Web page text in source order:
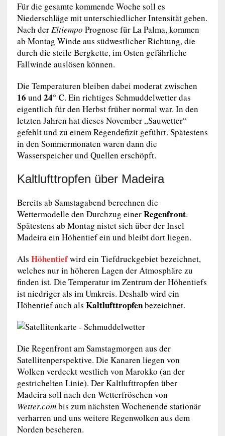
Für die gesamte kommende Woche soll es
Niederschläge mit unterschiedlicher Intensität geben.
Nach derEltiempo Prognose für La Palma, kommen
ab Montag Winde aus südwestlicher Richtung, die
durch die steile Bergkette, im Osten gefährliche
Fallwinde auslösen können.
Die Temperaturen bleiben dabei moderat zwischen
16 und 24° C. Ein richtiges Schmuddelwetter das
eigentlich für den Herbst früher normal war. In den
letzten Jahren hat dieses November „Sauwetter“
gefehlt und zu einem Regendefizit geführt. Spätestens
in den Sommermonaten waren dann die
Wasserspeicher und Quellen erschöpft.
Kaltlufttropfen über Madeira
Bereits ab Samstagabend berechnen die
Wettermodelle den Durchzug einerRegenfront.
Spätestens ab Montag nistet sich über der Insel
Madeira ein Höhentief ein und bleibt dort liegen.
Als Höhentiefwird ein Tiefdruckgebiet bezeichnet,
welches nur in höheren Lagen der Atmosphäre zu
finden ist. Die Temperatur im Zentrum der Höhentiefs
ist niedriger als im Umkreis. Deshalb wird ein
Höhentief auch als Kaltlufttropfenbezeichnet.
Die Regenfront am Samstagmorgen aus der
Satellitenperspektive. Die Kanaren liegen von
Wolken verdeckt westlich von Marokko (an der
gestrichelten Linie). Der Kaltlufttropfen über
Madeira soll nach den Wetterfröschen von
Wetter.combis zum nächsten Wochenende stationär
verharren und uns weitere Regenwolken aus dem
Norden bescheren.